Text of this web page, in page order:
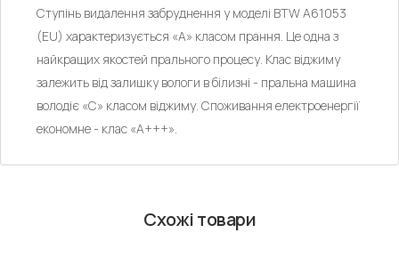
Ступінь видалення забруднення у моделі BTW A61053
(EU) характеризується «А» класом прання. Це одна з
найкращих якостей прального процесу. Клас віджиму
залежить від залишку вологи в білизні - пральна машина
володіє «С» класом віджиму. Споживання електроенергії
економне - клас «А+++».
Схожі товари